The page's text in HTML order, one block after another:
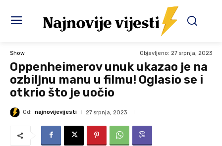
Show Objavljeno: 27 srpnja, 2023
Oppenheimerov unuk ukazao je na
ozbiljnu manu u filmu! Oglasio se i
otkrio što je uočio
Od: najnovijevijesti 27 srpnja, 2023